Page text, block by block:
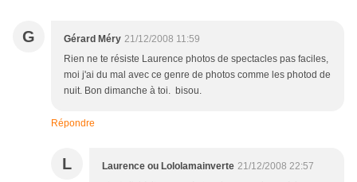
G Gérard Méry 21/12/2008 11:59
Rien ne te résiste Laurence photos de spectacles pas faciles,
moi j'ai du mal avec ce genre de photos comme les photod de
nuit. Bon dimanche à toi. bisou.
Répondre
L Laurence ou Lololamainverte 21/12/2008 22:57